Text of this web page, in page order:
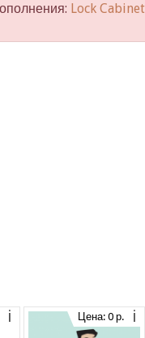
Lock Cabinet
Цена: 0 р.